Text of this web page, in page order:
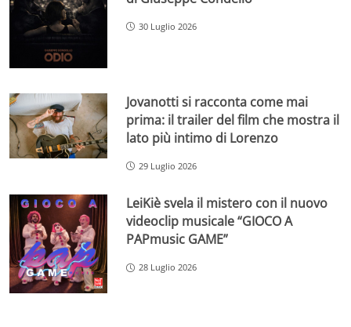
30 Luglio 2026
Jovanotti si racconta come mai
prima: il trailer del film che mostra il
lato più intimo di Lorenzo
29 Luglio 2026
LeiKiè svela il mistero con il nuovo
videoclip musicale “GIOCO A
PAPmusic GAME”
28 Luglio 2026